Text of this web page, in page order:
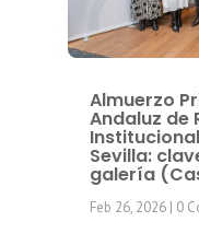
Almuerzo
Andaluz de
Sevilla:
galería
Feb 26, 2026| 0